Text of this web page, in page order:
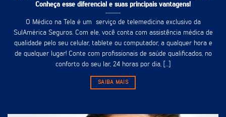
Conheça esse diferencial e suas principais vantagens!
O Médico na Tela é um serviço de telemedicina exclusivo da
SulAmérica Seguros. Com ele, você conta com assistência médica de
qualidade pelo seu celular, tablete ou computador, a qualquer hora e
de qualquer lugar! Conte com profissionais de saúde qualificados, no
conforto do seu lar, 24 horas por dia, [...]
SAIBA MAIS